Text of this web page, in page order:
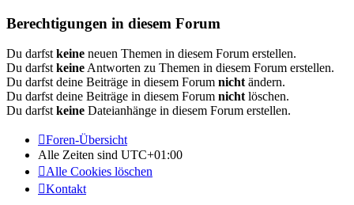
Berechtigungen in diesem Forum
Du darfst keine neuen Themen in diesem Forum erstellen.
Du darfst keine Antworten zu Themen in diesem Forum erstellen.
Du darfst deine Beiträge in diesem Forum nicht ändern.
Du darfst deine Beiträge in diesem Forum nicht löschen.
Du darfst keine Dateianhänge in diesem Forum erstellen.
Foren-Übersicht
Alle Zeiten sind UTC+01:00
Alle Cookies löschen
Kontakt